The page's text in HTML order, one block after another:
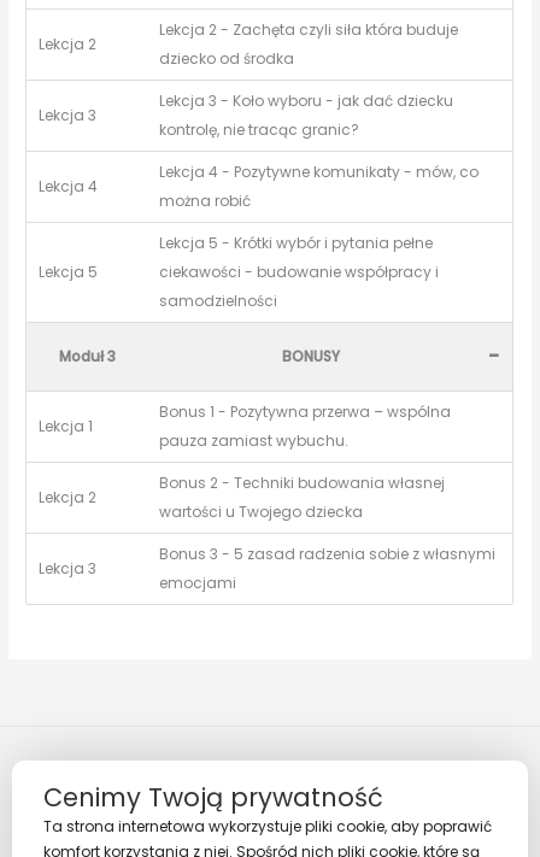
Lekcja 2
Lekcja 2 - Zachęta czyli siła która buduje
dziecko od środka
Lekcja 3
Lekcja 3 - Koło wyboru - jak dać dziecku
kontrolę, nie tracąc granic?
Lekcja 4
Lekcja 4 - Pozytywne komunikaty - mów, co
można robić
Lekcja 5
Lekcja 5 - Krótki wybór i pytania pełne
ciekawości - budowanie współpracy i
samodzielności
Moduł 3 BONUSY -
Lekcja 1
Bonus 1 - Pozytywna przerwa – wspólna
pauza zamiast wybuchu.
Lekcja 2
Bonus 2 - Techniki budowania własnej
wartości u Twojego dziecka
Lekcja 3
Bonus 3 - 5 zasad radzenia sobie z własnymi
emocjami
Cenimy Twoją prywatność
Ta strona internetowa wykorzystuje pliki cookie, aby poprawić
komfort korzystania z niej. Spośród nich pliki cookie, które są